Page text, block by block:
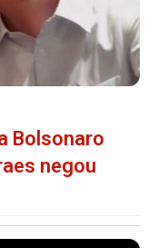
Bolsonaro
negou